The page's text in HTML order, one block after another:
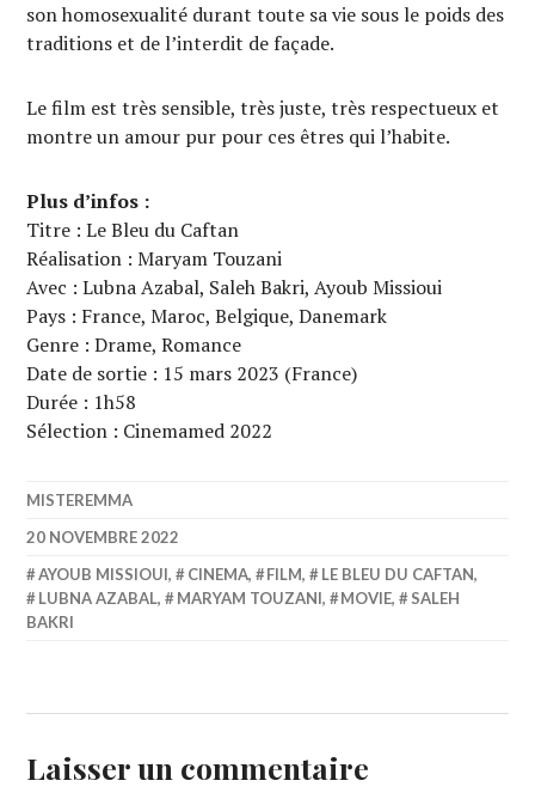
son homosexualité durant toute sa vie sous le poids des
traditions et de l’interdit de façade.
Le film est très sensible, très juste, très respectueux et
montre un amour pur pour ces êtres qui l’habite.
Plus d’infos :
Titre : Le Bleu du Caftan
Réalisation : Maryam Touzani
Avec : Lubna Azabal, Saleh Bakri, Ayoub Missioui
Pays : France, Maroc, Belgique, Danemark
Genre : Drame, Romance
Date de sortie : 15 mars 2023 (France)
Durée : 1h58
Sélection : Cinemamed 2022
MISTEREMMA
20 NOVEMBRE 2022
AYOUB MISSIOUI, CINEMA, FILM, LE BLEU DU CAFTAN,
LUBNA AZABAL, MARYAM TOUZANI, MOVIE,
SALEH
BAKRI
Laisser un commentaire